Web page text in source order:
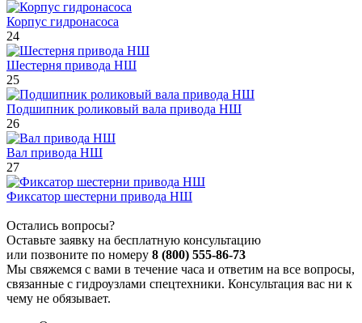
Корпус гидронасоса
24
Шестерня привода НШ
25
Подшипник роликовый вала привода НШ
26
Вал привода НШ
27
Фиксатор шестерни привода НШ
Остались вопросы?
Оставьте заявку на бесплатную консультацию
или позвоните по номеру 8 (800) 555-86-73
Мы свяжемся с вами в течение часа и ответим на все вопросы,
связанные с гидроузлами спецтехники. Консультация вас ни к
чему не обязывает.